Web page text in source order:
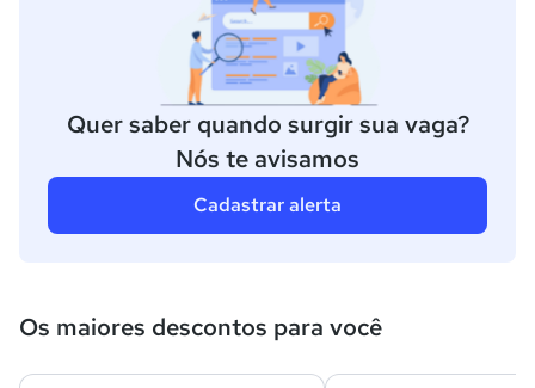
Quer saber quando surgir sua vaga?
Nós te avisamos
Cadastrar alerta
Os maiores descontos para você